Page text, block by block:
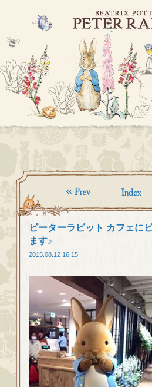
ピーターラビット カフェに
ます♪
2015.08.12 16:15